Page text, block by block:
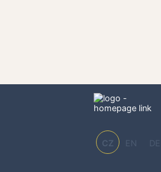
CZ EN DE